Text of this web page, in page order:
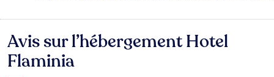
Avis
Avis sur l’hébergement Hotel
Flaminia